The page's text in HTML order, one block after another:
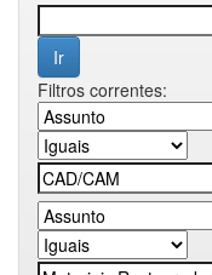
Filtros correntes: